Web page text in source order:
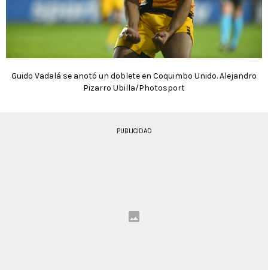
Guido Vadalá se anotó un doblete en Coquimbo Unido. Alejandro
Pizarro Ubilla/Photosport
PUBLICIDAD